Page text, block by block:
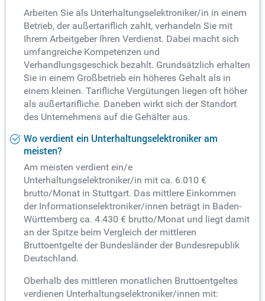
Arbeiten Sie als Unterhaltungselektroniker/in in einem
Betrieb, der außertariflich zahlt, verhandeln Sie mit
Ihrem Arbeitgeber Ihren Verdienst. Dabei macht sich
umfangreiche Kompetenzen und
Verhandlungsgeschick bezahlt. Grundsätzlich erhalten
Sie in einem Großbetrieb ein höheres Gehalt als in
einem kleinen. Tarifliche Vergütungen liegen oft höher
als außertarifliche. Daneben wirkt sich der Standort
des Unternehmens auf die Gehälter aus.
Wo verdient ein Unterhaltungselektroniker am
meisten?
Am meisten verdient ein/e
Unterhaltungselektroniker/in mit ca. 6.010 €
brutto/Monat in Stuttgart. Das mittlere Einkommen
der Informationselektroniker/innen beträgt in Baden-
Württemberg ca. 4.430 € brutto/Monat und liegt damit
an der Spitze beim Vergleich der mittleren
Bruttoentgelte der Bundesländer der Bundesrepublik
Deutschland.
Oberhalb des mittleren monatlichen Bruttoentgeltes
verdienen Unterhaltungselektroniker/innen mit: